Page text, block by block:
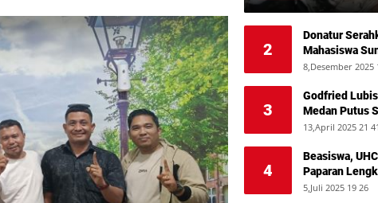
2
Donatur
Mahasiswa
8,Desember 2025
3
Godfried
Medan Putus
13,April 2025 21 41
4
Beasiswa,
Paparan
5,Juli 2025 19 26